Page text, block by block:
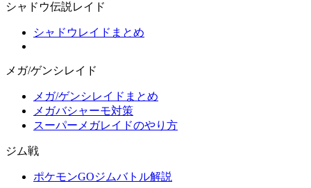
シャドウ伝説レイド
シャドウレイドまとめ
メガ/ゲンシレイド
メガ/ゲンシレイドまとめ
メガバシャーモ対策
スーパーメガレイドのやり方
ジム戦
ポケモンGOジムバトル解説